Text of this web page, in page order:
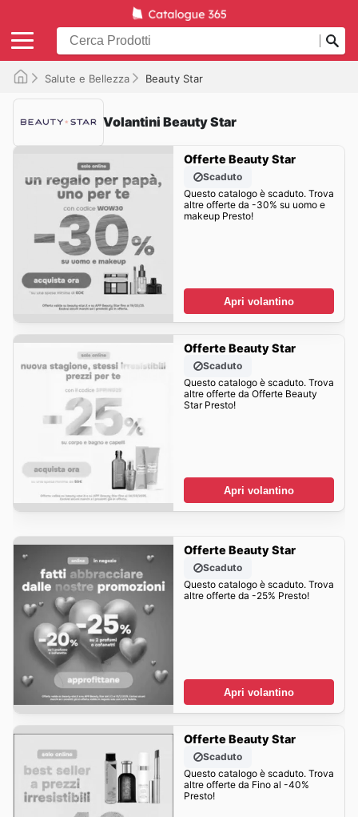
Salute e Bellezza Beauty Star
Volantini Beauty Star
Offerte Beauty Star
Scaduto
Questo catalogo è scaduto. Trova
altre offerte da -30% su uomo e
makeup Presto!
Apri volantino
Offerte Beauty Star
Scaduto
Questo catalogo è scaduto. Trova
altre offerte da Offerte Beauty
Star Presto!
Apri volantino
Offerte Beauty Star
Scaduto
Questo catalogo è scaduto. Trova
altre offerte da -25% Presto!
Apri volantino
Offerte Beauty Star
Scaduto
Questo catalogo è scaduto. Trova
altre offerte da Fino al -40%
Presto!